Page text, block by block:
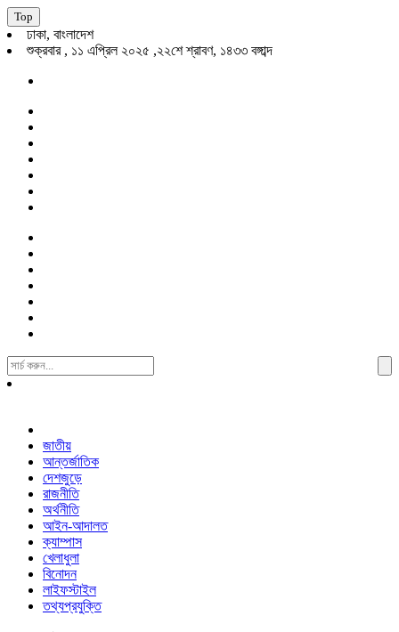
Top
ঢাকা, বাংলাদেশ
শুক্রবার , ১১ এপ্রিল ২০২৫ ,২২শে শ্রাবণ, ১৪৩৩ বঙ্গাব্দ
Search
For:
জাতীয়
আন্তর্জাতিক
দেশজুড়ে
রাজনীতি
অর্থনীতি
আইন-আদালত
ক্যাম্পাস
খেলাধুলা
বিনোদন
লাইফস্টাইল
তথ্যপ্রযুক্তি